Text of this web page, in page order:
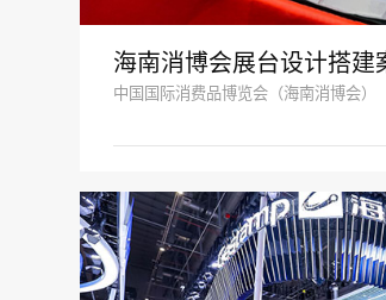
中国国际消费品博览会（海南消博会）